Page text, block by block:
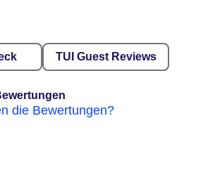
TUI Guest Reviews
die Bewertungen?